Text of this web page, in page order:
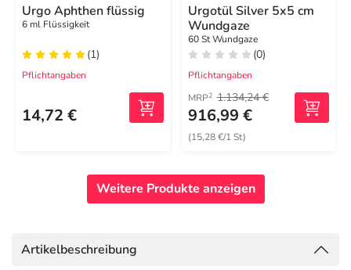
Urgo Aphthen flüssig
6 ml Flüssigkeit
(1)
Pflichtangaben
14,72 €
Urgotül Silver 5x5 cm
Wundgaze
60 St Wundgaze
(0)
Pflichtangaben
MRP2 1.134,24 €
916,99 €
(15,28 €/1 St)
Weitere Produkte anzeigen
Artikelbeschreibung